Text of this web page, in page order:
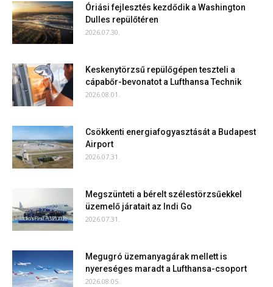
Óriási fejlesztés kezdődik a Washington
Dulles repülőtéren
2026.07.30.
Keskenytörzsű repülőgépen teszteli a
cápabőr-bevonatot a Lufthansa Technik
2026.08.01.
Csökkenti energiafogyasztását a Budapest
Airport
2026.07.31.
Megszünteti a bérelt szélestörzsűekkel
üzemelő járatait az Indi Go
2026.07.31.
Megugró üzemanyagárak mellett is
nyereséges maradt a Lufthansa-csoport
2026.08.05.